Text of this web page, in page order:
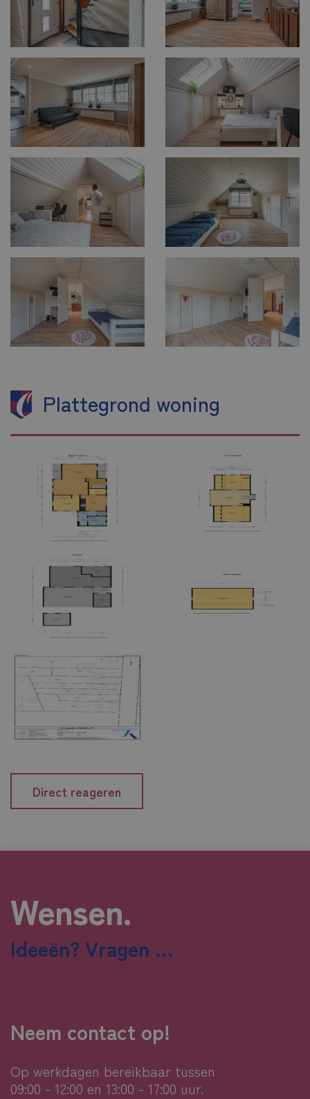
Plattegrond woning
Direct reageren
Wensen.
Ideeën? Vragen ...
Neem contact op!
Op werkdagen bereikbaar tussen
09:00 - 12:00 en 13:00 - 17:00 uur.